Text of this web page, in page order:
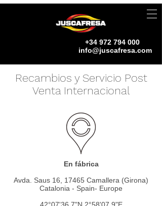
+34 972 794 000
info@juscafresa.com
Recambios y Servicio Post
Venta Internacional
En fábrica
Avda. Saus 16, 17465 Camallera (Girona)
Catalonia - Spain- Europe